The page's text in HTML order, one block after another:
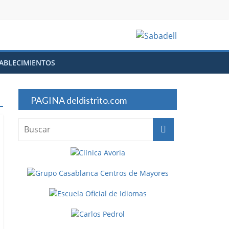
PAGINA deldistrito.com